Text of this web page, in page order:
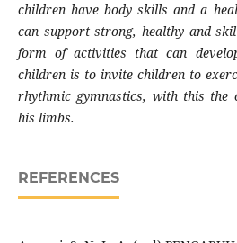
children have body skills and a
can support strong, healthy and
form of activities that can
children is to invite children to
rhythmic gymnastics, with this the
his limbs.
REFERENCES